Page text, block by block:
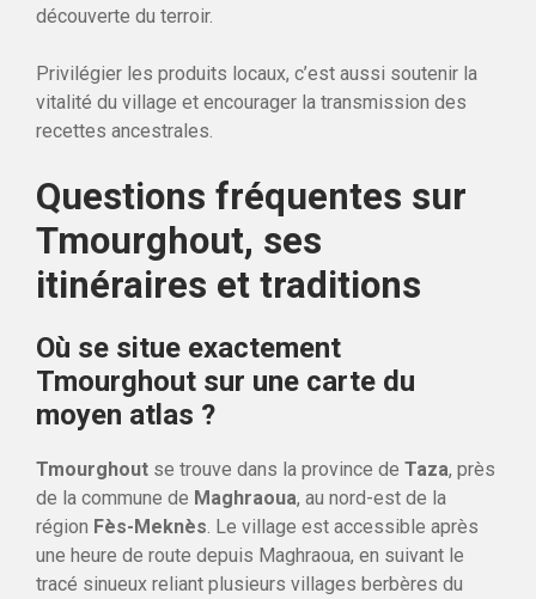
découverte du terroir.
Privilégier les produits locaux, c’est aussi soutenir la
vitalité du village et encourager la transmission des
recettes ancestrales.
Questions fréquentes sur
Tmourghout, ses
itinéraires et traditions
Où se situe exactement
Tmourghout sur une carte du
moyen atlas ?
Tmourghout se trouve dans la province de Taza, près
de la commune de Maghraoua, au nord-est de la
région Fès-Meknès. Le village est accessible après
une heure de route depuis Maghraoua, en suivant le
tracé sinueux reliant plusieurs villages berbères du